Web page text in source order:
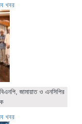
খবর
বিএনপি, জামায়াত ও এনসিপির
খবর